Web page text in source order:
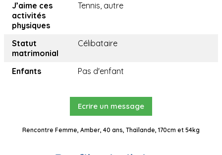
J’aime ces
activités
physiques
Tennis, autre
Statut
matrimonial
Célibataire
Enfants Pas d'enfant
Ecrire un message
Rencontre Femme, Amber, 40 ans, Thaïlande, 170cm et 54kg